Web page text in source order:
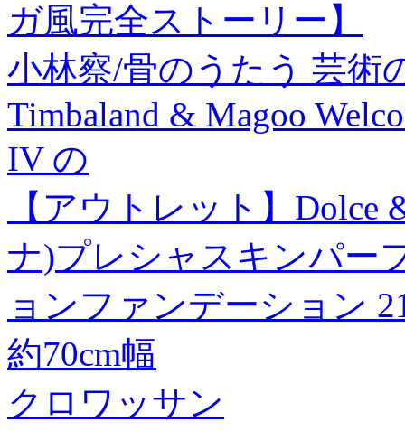
ガ風完全ストーリー】
小林察/骨のうたう 芸術
Timbaland & Magoo
IV の
【アウトレット】Dolce
ナ)プレシャスキンパー
ョンファンデーション
約70cm幅
クロワッサン